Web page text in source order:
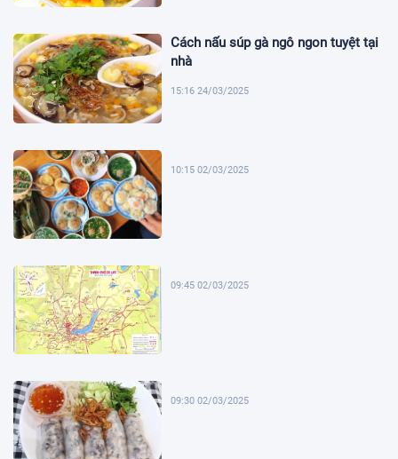
Cách nấu súp gà ngô ngon tuyệt tại
nhà
15:16 24/03/2025
10:15 02/03/2025
09:45 02/03/2025
09:30 02/03/2025